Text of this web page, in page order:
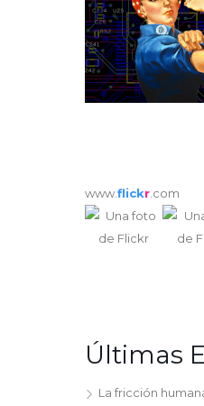
www.flickr.com
Últimas
La fricción